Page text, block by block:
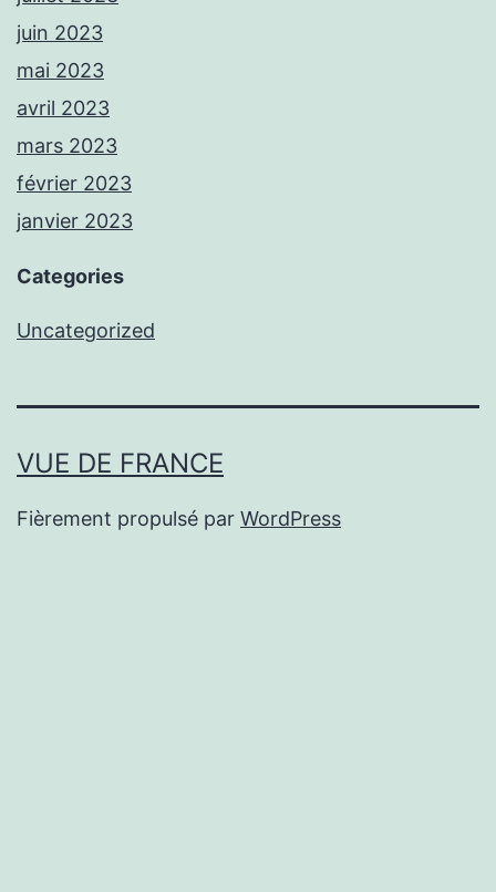
juin 2023
mai 2023
avril 2023
mars 2023
février 2023
janvier 2023
Categories
Uncategorized
VUE DE FRANCE
Fièrement propulsé par WordPress